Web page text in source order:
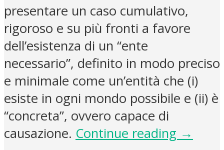
presentare un caso cumulativo,
rigoroso e su più fronti a favore
dell’esistenza di un “ente
necessario”, definito in modo preciso
e minimale come un’entità che (i)
esiste in ogni mondo possibile e (ii) è
“concreta”, ovvero capace di
causazione. Continue reading →